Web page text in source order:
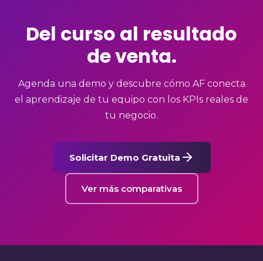
Del curso al resultado
de venta.
Agenda una demo y descubre cómo AF conecta
el aprendizaje de tu equipo con los KPIs reales de
tu negocio.
Solicitar Demo Gratuita
Ver más comparativas